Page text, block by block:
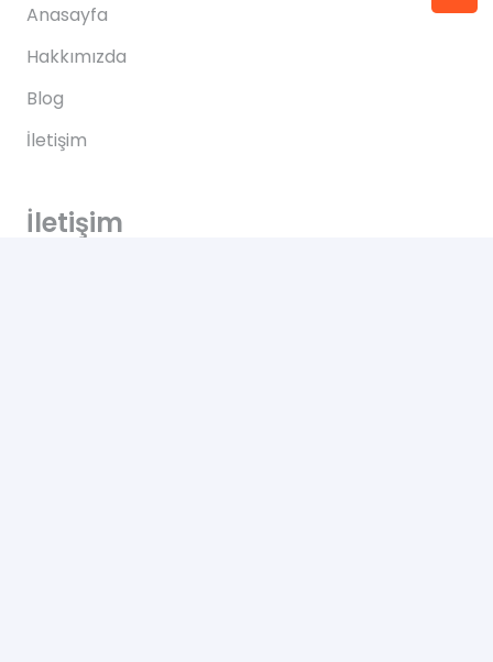
Anasayfa
Hakkımızda
Blog
İletişim
İletişim